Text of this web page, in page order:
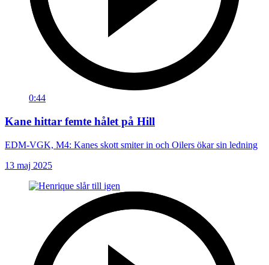
0:44
Kane hittar femte hålet på Hill
EDM-VGK, M4: Kanes skott smiter in och Oilers ökar sin ledning
13 maj 2025